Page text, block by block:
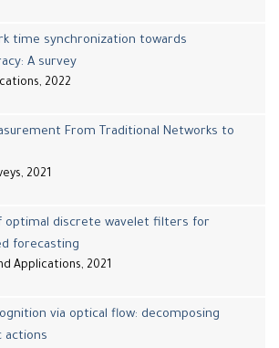
time synchronization towards
accuracy: A survey
2022
Measurement From Traditional Networks to
Surveys, 2021
of optimal discrete wavelet filters for
speed forecasting
and Applications, 2021
recognition via optical flow: decomposing
basic actions